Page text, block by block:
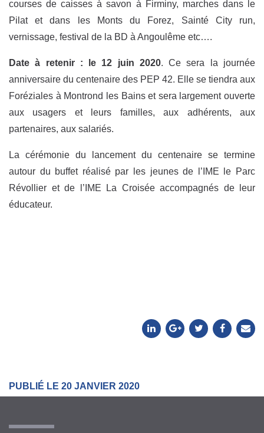
courses de caisses à savon à Firminy, marches dans le
Pilat et dans les Monts du Forez, Sainté City run,
vernissage, festival de la BD à Angoulême etc….
Date à retenir : le 12 juin 2020. Ce sera la journée
anniversaire du centenaire des PEP 42. Elle se tiendra aux
Foréziales à Montrond les Bains et sera largement ouverte
aux usagers et leurs familles, aux adhérents, aux
partenaires, aux salariés.
La cérémonie du lancement du centenaire se termine
autour du buffet réalisé par les jeunes de l’IME le Parc
Révollier et de l’IME La Croisée accompagnés de leur
éducateur.
PUBLIÉ LE 20 JANVIER 2020